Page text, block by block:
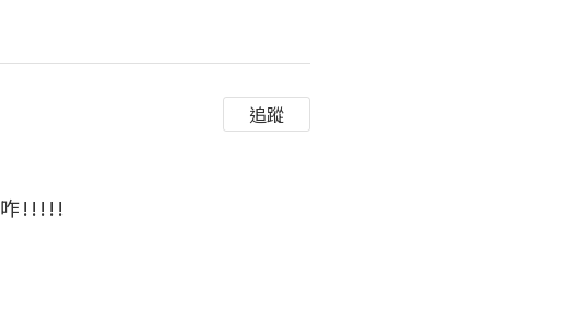
追蹤
咋!!!!!